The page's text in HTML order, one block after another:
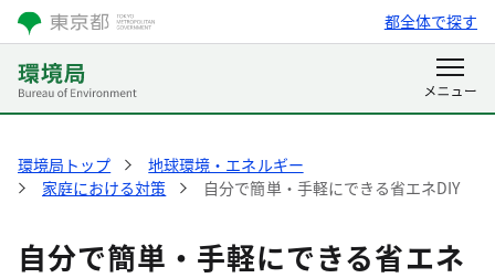
都全体で探す
環境局トップ
地球環境・エネルギー
家庭における対策
自分で簡単・手軽にできる省エネDIY
自分で簡単・手軽にできる省エネ